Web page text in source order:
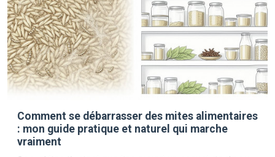
Comment se débarrasser des mites alimentaires
: mon guide pratique et naturel qui marche
vraiment